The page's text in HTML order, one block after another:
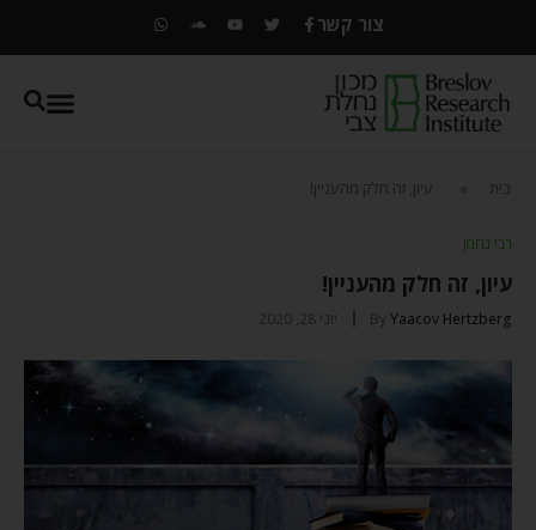
צור קשר
בית עיון, זה חלק מהעניין!
רבי נחמן
עיון, זה חלק מהעניין!
By Yaacov Hertzberg יוני 28, 2020